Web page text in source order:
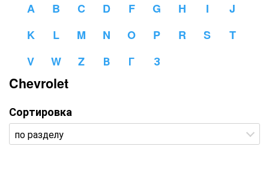
A B C D F G H I
J
K
L M N O P R S
T
V
W Z В Г З
Chevrolet
Сортировка